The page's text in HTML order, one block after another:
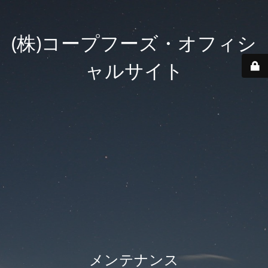
(株)コープフーズ・オフィシ
ャルサイト
メンテナンス